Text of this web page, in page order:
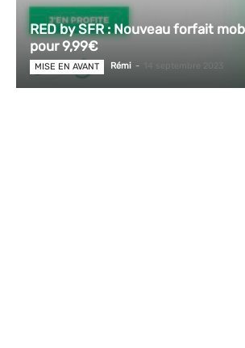
RED by SFR : Nouveau forfait
pour 9,99€
MISE EN AVANT Rémi - 14 septembre 2023